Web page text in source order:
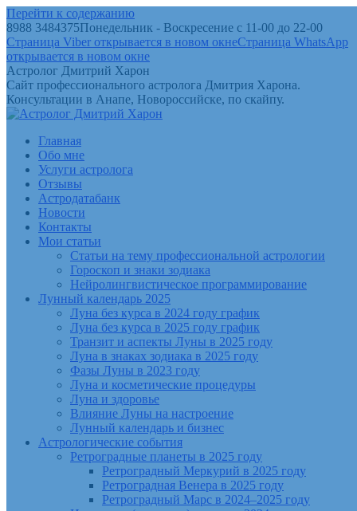
Перейти к содержанию
8988 3484375Понедельник - Воскресение с 11-00 до 22-00
Страница Viber открывается в новом окнеСтраница WhatsApp
открывается в новом окне
Астролог Дмитрий Харон
Сайт профессионального астролога Дмитрия Харона.
Консультации в Анапе, Новороссийске, по скайпу.
Главная
Обо мне
Услуги астролога
Отзывы
Астродатабанк
Новости
Контакты
Мои статьи
Статьи на тему профессиональной астрологии
Гороскоп и знаки зодиака
Нейролингвистическое программирование
Лунный календарь 2025
Луна без курса в 2024 году график
Луна без курса в 2025 году график
Транзит и аспекты Луны в 2025 году
Луна в знаках зодиака в 2025 году
Фазы Луны в 2023 году
Луна и косметические процедуры
Луна и здоровье
Влияние Луны на настроение
Лунный календарь и бизнес
Астрологические события
Ретроградные планеты в 2025 году
Ретроградный Меркурий в 2025 году
Ретроградная Венера в 2025 году
Ретроградный Марс в 2024–2025 году